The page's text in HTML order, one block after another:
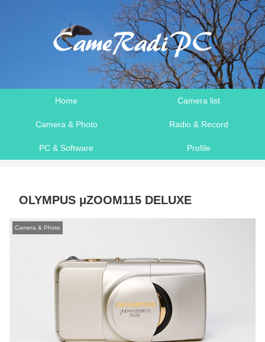
Home Camera list
Camera & Photo Radio & Record
PC & Software Profile
OLYMPUS μZOOM115 DELUXE
Camera & Photo